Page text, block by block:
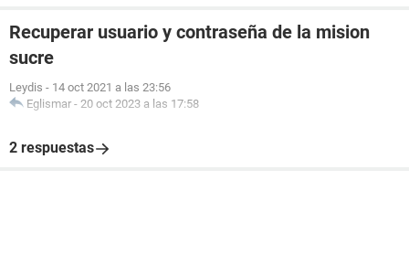
Recuperar usuario y contraseña de la mision
sucre
Leydis - 14 oct 2021 a las 23:56
Eglismar - 20 oct 2023 a las 17:58
2 respuestas